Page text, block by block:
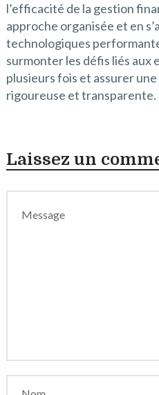
l’efficacité de la gestion
approche organisée et en
technologiques
surmonter les défis liés aux
plusieurs fois et assurer
rigoureuse et transparente.
Laissez un